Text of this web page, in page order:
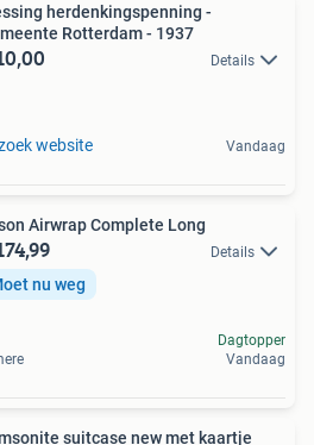
herdenkingspenning -
Rotterdam - 1937
Details
website Vandaag
Airwrap Complete Long
Details
nu weg
Dagtopper
Vandaag
suitcase new met kaartje